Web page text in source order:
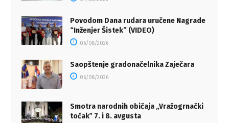
Povodom Dana rudara uručene Nagrade
“Inženjer Šistek” (VIDEO)
06/08/2026
Saopštenje gradonačelnika Zaječara
06/08/2026
Smotra narodnih običaja „Vražogrnački
točakˮ 7. i 8. avgusta